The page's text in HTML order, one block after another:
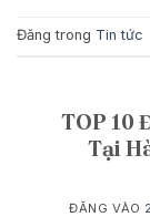
Đăng trong Tin tức
TOP 10
Tại
ĐĂNG VÀO